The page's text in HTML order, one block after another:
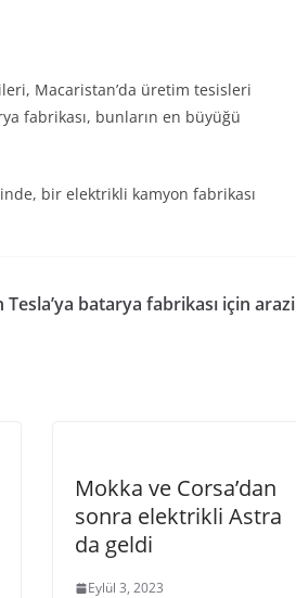
Macaristan’da üretim tesisleri
fabrikası, bunların en büyüğü
bir elektrikli kamyon fabrikası
Tesla’ya batarya fabrikası için arazi
Mokka ve Corsa’dan
sonra elektrikli Astra
da geldi
Eylül 3, 2023